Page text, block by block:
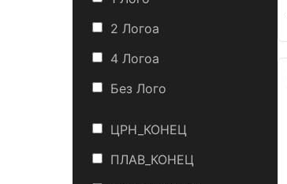
2 Логоa
4 Логоa
Без Лого
ЦРН_КОНЕЦ
ПЛАВ_КОНЕЦ